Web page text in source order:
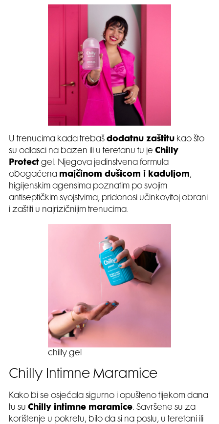
U trenucima kada trebaš dodatnu zaštitu kao što
su odlasci na bazen ili u teretanu tu je Chilly
Protect gel. Njegova jedinstvena formula
obogaćena majčinom dušicom i kaduljom,
higijenskim agensima poznatim po svojim
antiseptičkim svojstvima, pridonosi učinkovitoj obrani
i zaštiti u najrizičnijim trenucima.
chilly gel
Chilly Intimne Maramice
Kako bi se osjećala sigurno i opušteno tijekom dana
tu su Chilly intimne maramice. Savršene su za
korištenje u pokretu, bilo da si na poslu, u teretani ili